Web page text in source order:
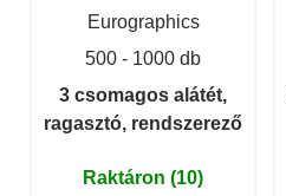
Eurographics
500 - 1000 db
3 csomagos alátét,
ragasztó, rendszerező
Raktáron (10)